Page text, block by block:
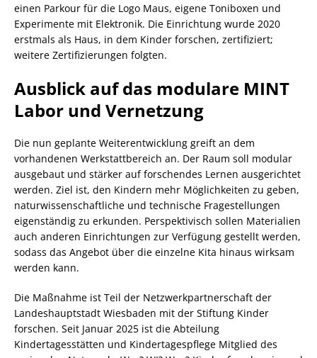
einen Parkour für die Logo Maus, eigene Toniboxen und
Experimente mit Elektronik. Die Einrichtung wurde 2020
erstmals als Haus, in dem Kinder forschen, zertifiziert;
weitere Zertifizierungen folgten.
Ausblick auf das modulare MINT
Labor und Vernetzung
Die nun geplante Weiterentwicklung greift an dem
vorhandenen Werkstattbereich an. Der Raum soll modular
ausgebaut und stärker auf forschendes Lernen ausgerichtet
werden. Ziel ist, den Kindern mehr Möglichkeiten zu geben,
naturwissenschaftliche und technische Fragestellungen
eigenständig zu erkunden. Perspektivisch sollen Materialien
auch anderen Einrichtungen zur Verfügung gestellt werden,
sodass das Angebot über die einzelne Kita hinaus wirksam
werden kann.
Die Maßnahme ist Teil der Netzwerkpartnerschaft der
Landeshauptstadt Wiesbaden mit der Stiftung Kinder
forschen. Seit Januar 2025 ist die Abteilung
Kindertagesstätten und Kindertagespflege Mitglied des